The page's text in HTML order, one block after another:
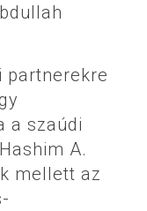
partnerekre
a szaúdi
A.
mellett az